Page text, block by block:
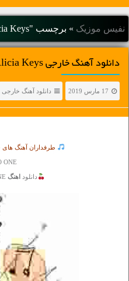
نفیس موزیک » برچسب "Alicia Keys"
دانلود آهنگ خارجی Alicia Keys با عنوان NO ONE
17 مارس 2019 دانلود آهنگ خارجی
طرفداران آهنگ
دانلود اهنگ